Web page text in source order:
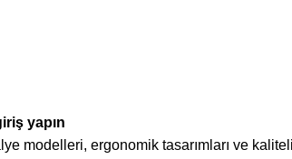
yapın
modelleri, ergonomik tasarımları ve